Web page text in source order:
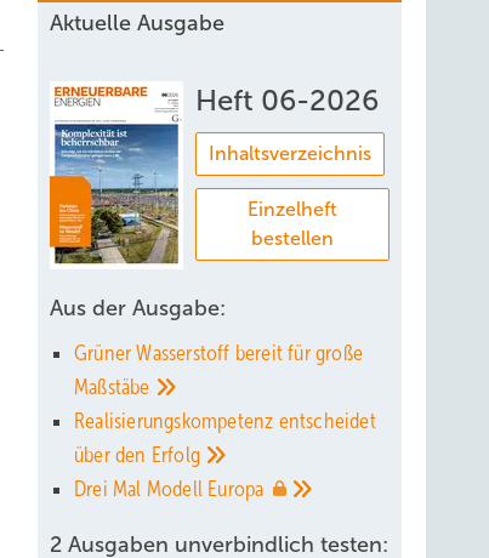
Aktuelle Ausgabe
Heft 06-2026
Inhaltsverzeichnis
Einzelheft
bestellen
Aus der Ausgabe:
Grüner Wasserstoff bereit für große
Maßstäbe
Realisierungskompetenz entscheidet
über den Erfolg
Drei Mal Modell Europa
2 Ausgaben unverbindlich testen: